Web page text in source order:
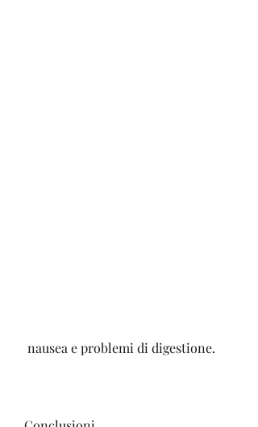
nausea e problemi di digestione.